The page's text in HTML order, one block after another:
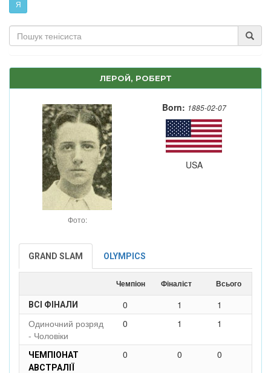
Я
ЛЕРОЙ, РОБЕРТ
Фото:
Born: 1885-02-07
USA
GRAND SLAM OLYMPICS
Чемпіон Фіналіст Всього
ВСІ ФІНАЛИ 0 1
1
Одиночний розряд
- Чоловіки
0 1 1
ЧЕМПІОНАТ
АВСТРАЛІЇ
0 0 0